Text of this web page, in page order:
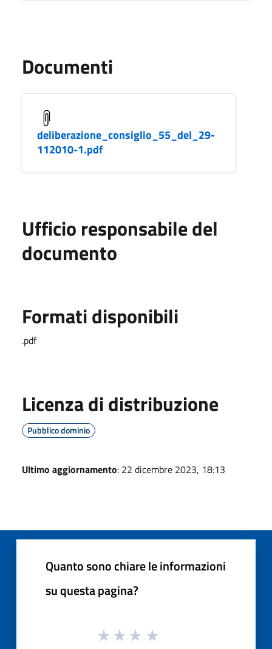
Documenti
deliberazione_consiglio_55_del_29-
112010-1.pdf
Ufficio responsabile del
documento
Formati disponibili
.pdf
Licenza di distribuzione
Pubblico dominio
Ultimo aggiornamento: 22 dicembre 2023, 18:13
Quanto sono chiare le informazioni
su questa pagina?